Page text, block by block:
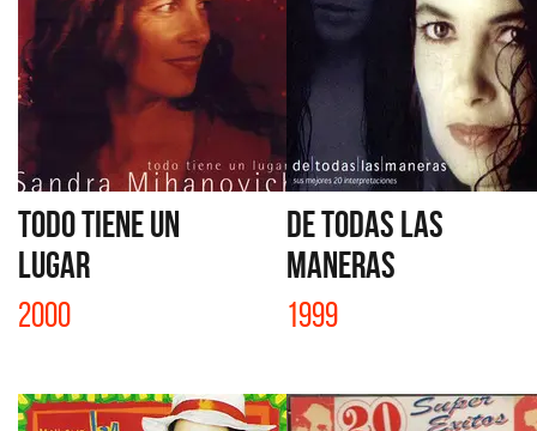
TODO TIENE UN
LUGAR
2000
DE TODAS LAS
MANERAS
1999